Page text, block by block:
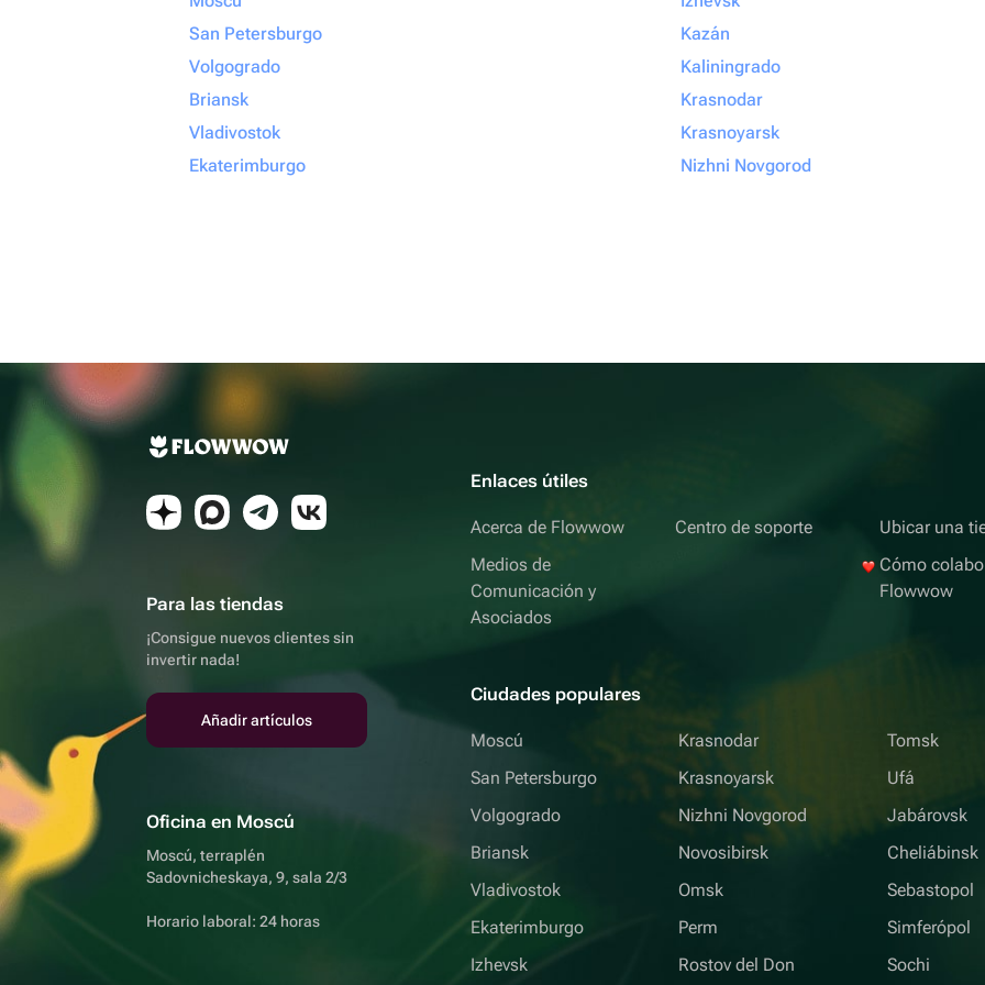
San Petersburgo
Volgogrado
Briansk
Vladivostok
Ekaterimburgo
Kazán
Kaliningrado
Krasnodar
Krasnoyarsk
Nizhni Novgorod
Para las tiendas
¡Consigue nuevos clientes sin
invertir nada!
Añadir artículos
Oficina en Moscú
Moscú, terraplén
Sadovnicheskaya, 9, sala 2/3
Horario laboral: 24 horas
Enlaces útiles
Acerca de Flowwow
Medios de
Comunicación y
Asociados
Centro de soporte
Ubicar una
Cómo
Flowwow
Ciudades populares
Moscú
San Petersburgo
Volgogrado
Briansk
Vladivostok
Ekaterimburgo
Izhevsk
Krasnodar
Krasnoyarsk
Nizhni Novgorod
Novosibirsk
Omsk
Perm
Rostov del Don
Tomsk
Ufá
Jabárovsk
Cheliábinsk
Sebastopol
Simferópol
Sochi